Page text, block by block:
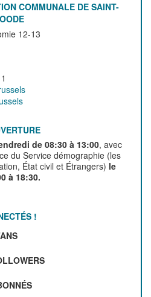
COMMUNALE DE SAINT-
12-13
de 08:30 à 13:00, avec
du Service démographie (les
État civil et Étrangers) le
à 18:30.
!